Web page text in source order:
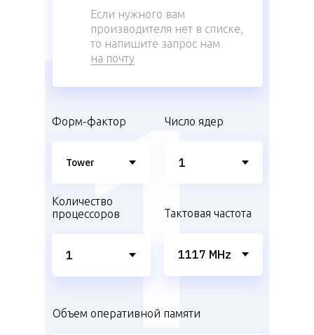
Форм-фактор
Количество
процессоров
Число ядер
Тактовая частота
Объем оперативной памяти
Если нужного вам
производителя нет в списке,
то напишите запрос нам
на почту